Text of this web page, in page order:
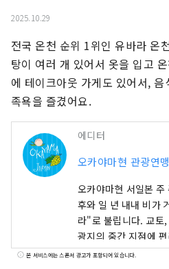
2025.10.29
전국 온천 순위 1위인 유바라 온
탕이 여러 개 있어서 옷을 입고
에 테이크아웃 가게도 있어서,
족욕을 즐겼어요.
에디터
오카야마현 관광연맹
오카야마현 서일본 주
후와 일 년 내내 비가
라"로 불립니다. 교토
광지의 중간 지점에
한 세토 통해 시코쿠로
본 서비스에는 스폰서 광고가 포함되어 있습니다.